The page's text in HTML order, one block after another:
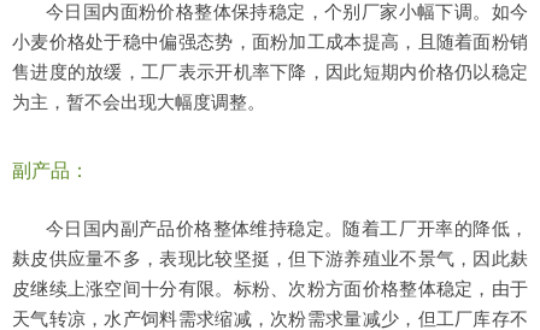
今日国内面粉价格整体保持稳定，个别厂家小幅下调。如今
小麦价格处于稳中偏强态势，面粉加工成本提高，且随着面粉销
售进度的放缓，工厂表示开机率下降，因此短期内价格仍以稳定
为主，暂不会出现大幅度调整。
副产品：
今日国内副产品价格整体维持稳定。随着工厂开率的降低，
麸皮供应量不多，表现比较坚挺，但下游养殖业不景气，因此麸
皮继续上涨空间十分有限。标粉、次粉方面价格整体稳定，由于
天气转凉，水产饲料需求缩减，次粉需求量减少，但工厂库存不